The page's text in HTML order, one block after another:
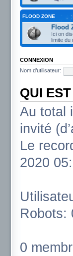
FLOOD ZONE
Flood
Ici on
limite du
CONNEXION
Nom d’utilisateur:
QUI
Au total
invité
Le
2020
Robots:
0